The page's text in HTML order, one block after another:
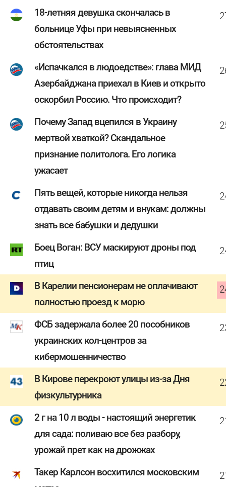
18-летняя девушка скончалась в
больнице Уфы при невыясненных
обстоятельствах
«Испачкался в людоедстве»: глава МИД
Азербайджана приехал в Киев и открыто
оскорбил Россию. Что происходит?
Почему Запад вцепился в Украину
мертвой хваткой? Скандальное
признание политолога. Его логика
ужасает
Пять вещей, которые никогда нельзя
отдавать своим детям и внукам: должны
знать все бабушки и дедушки
Боец Воган: ВСУ маскируют дроны под
птиц
В Карелии пенсионерам не оплачивают
полностью проезд к морю
ФСБ задержала более 20 пособников
украинских кол-центров за
кибермошенничество
В Кирове перекроют улицы из-за Дня
физкультурника
2 г на 10 л воды - настоящий энергетик
для сада: поливаю все без разбору,
урожай прет как на дрожжах
Такер Карлсон восхитился московским